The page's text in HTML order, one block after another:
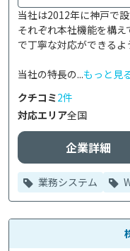
当社は2012年に神戸で
それぞれ本社機能を構
で丁寧な対応ができるよ
当社の特長の...もっと見
クチコミ2件
対応エリア全国
企業詳細
業務システム